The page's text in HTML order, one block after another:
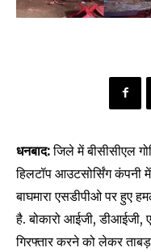
धनबाद:जिले में बीसीसीएल
हिलटॉप आउटसोर्सिंग कंपनी
बाघमारा एसडीपीओ पर हुए
है. बोकारो आईजी, डीआईजी,
गिरफ्तार करने को लेकर